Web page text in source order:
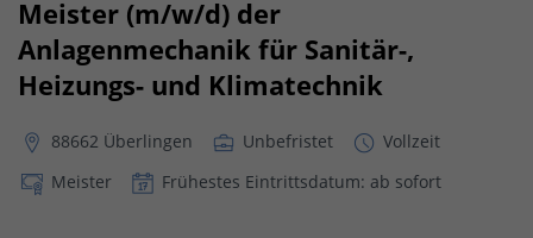
Meister (m/w/d) der
Anlagenmechanik für Sanitär-,
Heizungs- und Klimatechnik
88662 Überlingen Unbefristet
Vollzeit
Meister
Frühestes Eintrittsdatum: ab sofort